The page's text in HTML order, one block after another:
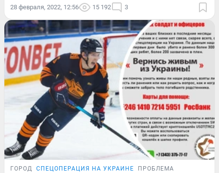
28 февраля, 2022, 12:56 15 192 3
ГОРОД СПЕЦОПЕРАЦИЯ НА УКРАИНЕ ПРОБЛЕМА